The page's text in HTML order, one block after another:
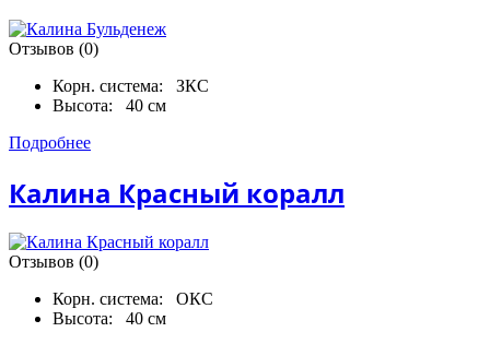
Отзывов (0)
Корн. система:
ЗКС
Высота:
40 см
Подробнее
Калина Красный коралл
Отзывов (0)
Корн. система:
ОКС
Высота:
40 см